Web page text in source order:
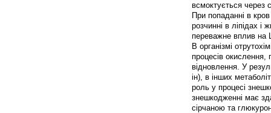
всмоктується через
При попаданні в
розчинні в ліпідах і
переважне вплив
В організмі
процесів окислення,
відновлення. У
ін), в інших
роль у процесі
знешкодженні має
сірчаною та